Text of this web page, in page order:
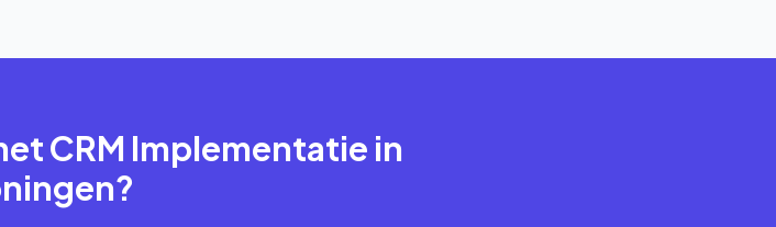
CRM Implementatie in